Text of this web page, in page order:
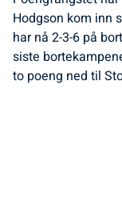
Hodgson kom inn
har nå 2-3-6 på
siste
to poeng ned til